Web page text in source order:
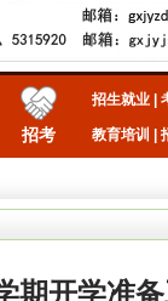
招考
招生就业
教育培训
期开学准